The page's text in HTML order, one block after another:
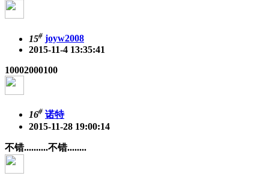
15# joyw2008
2015-11-4 13:35:41
10002000100
16# 诺特
2015-11-28 19:00:14
不错..........不错........